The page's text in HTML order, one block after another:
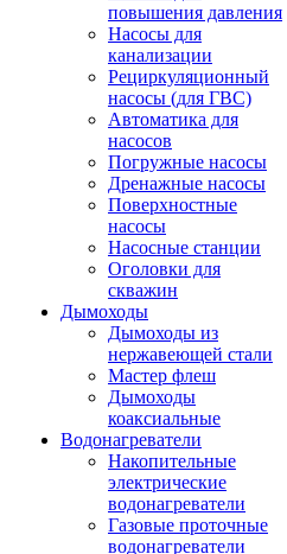
повышения давления
Насосы для
канализации
Рециркуляционный
насосы (для ГВС)
Автоматика для
насосов
Погружные насосы
Дренажные насосы
Поверхностные
насосы
Насосные станции
Оголовки для
скважин
Дымоходы
Дымоходы из
нержавеющей стали
Мастер флеш
Дымоходы
коаксиальные
Водонагреватели
Накопительные
электрические
водонагреватели
Газовые проточные
водонагреватели